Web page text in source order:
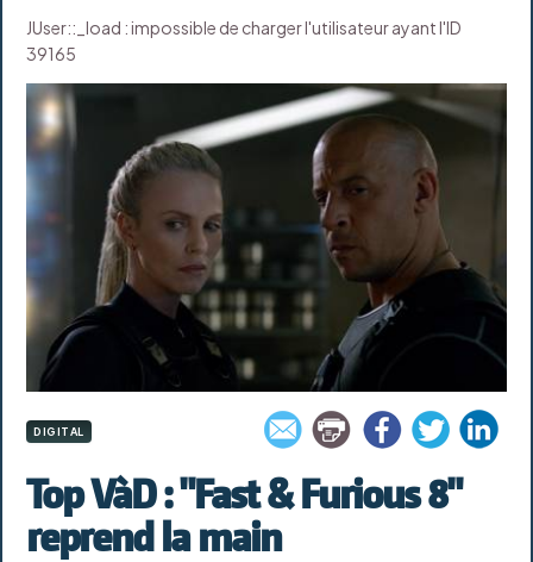
JUser::_load : impossible de charger l'utilisateur ayant l'ID
39165
DIGITAL
Top VàD : "Fast & Furious 8"
reprend la main